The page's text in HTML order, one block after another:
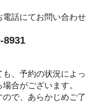
電話にてお問い合わせ
8931
、予約の状況によっ
合がございます。
で、あらかじめご了